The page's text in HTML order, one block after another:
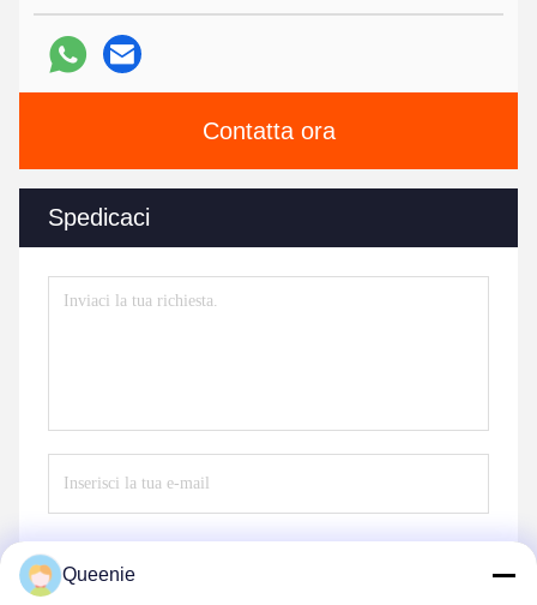
Contatta ora
Spedicaci
Queenie